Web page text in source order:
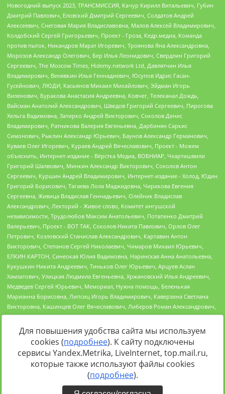
https://minjust.gov.ru/uploaded/files/reestr-
inostrannyih-agentov-22-03-2024.pdfданные на22.03.2024
Для повышения удобства сайта мы используем
cookies (подробнее). К сайту подключены
сервисы Yandex.Metrika, LiveInternet, top.mail.ru,
которые также используют файлы cookies
(подробнее).